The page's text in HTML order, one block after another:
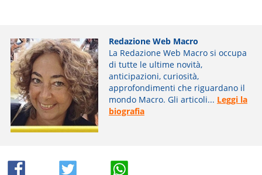
Redazione Web Macro
La Redazione Web Macro si occupa
di tutte le ultime novità,
anticipazioni, curiosità,
approfondimenti che riguardano il
mondo Macro. Gli articoli... Leggi la
biografia